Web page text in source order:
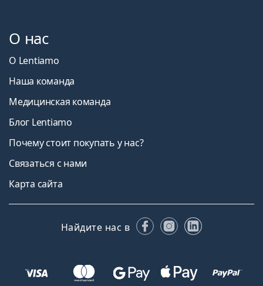
О нас
О Lentiamo
Наша команда
Медицинская команда
Блог Lentiamo
Почему стоит покупать у нас?
Связаться с нами
Карта сайта
Найдите нас в FacebookInstagram
LinkedIn